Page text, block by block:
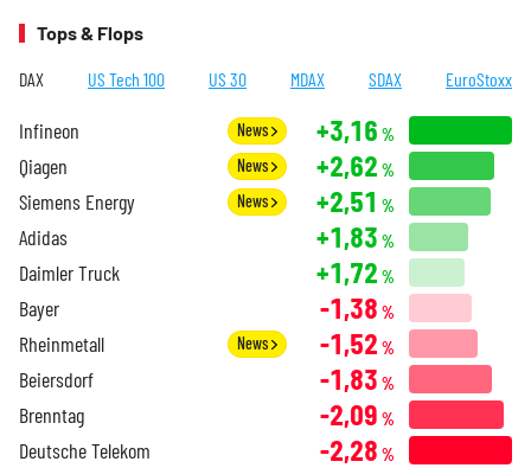
Tops & Flops
DAX US Tech 100 US 30 MDAX SDAX EuroStoxx
Infineon News +3,16 %
Qiagen News +2,62 %
Siemens Energy News +2,51 %
Adidas +1,83 %
Daimler Truck +1,72 %
Bayer -1,38 %
Rheinmetall News -1,52 %
Beiersdorf -1,83 %
Brenntag -2,09 %
Deutsche Telekom -2,28 %